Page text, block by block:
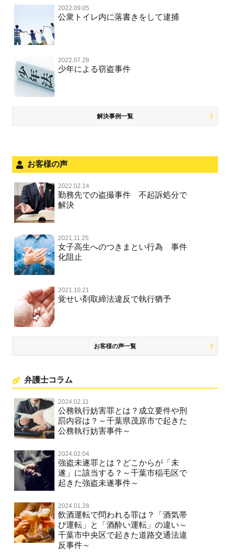
公務執行妨害
自転車事故
銃刀法違反
風営法・風適法違反
児童虐待・保護責任者遺棄
不正競争防止法
住居侵入等
名誉棄損・侮辱
事件のことを秘密にしたい
被害届・告訴・告発されたら
公務執行妨害罪
逮捕・監禁
暴行・傷害
略取・誘拐・人身売買
不同意わいせつ（旧 強制わいせつ，準強制わいせつ）
公然わいせつ罪，わいせつ物頒布等罪，淫行勧誘罪
児童ポルノ リベンジポルノ
痴漢
盗撮，のぞき行為
窃盗罪
知的財産と刑事事件
恐喝
盗品売買・譲り受け等
覚せい剤
危険ドラッグ
大麻
麻薬及び向精神薬
交通違反・交通事故 TOP
交通事故 交通違反と刑事事件
自転車事故
人身事故・死亡事故
無免許運転
その他 TOP
児童虐待・保護責任者遺棄
住居侵入等
銃刀法違反
ストーカー事件
不正競争防止法
風営法・風適法違反
文書偽造・偽造文書行使
著作権法違反・商標法違反
放火・失火
名誉棄損罪・侮辱
司法取引・刑事免責
取調べの注意点
少年事件の手続と特色
少年事件の処分
被害届・告訴・告発の不安や悩み
面会・差し入れ
2022.09.05
公衆トイレ内に落書きをして逮捕
2022.07.28
少年による窃盗事件
解決事例一覧
お客様の声
2022.02.14
勤務先での盗撮事件 不起訴処分で
解決
2021.11.25
女子高生へのつきまとい行為 事件
化阻止
2021.10.21
覚せい剤取締法違反で執行猶予
お客様の声一覧
弁護士コラム
2024.02.11
公務執行妨害罪とは？成立要件や刑
罰内容は？～千葉県茂原市で起きた
公務執行妨害事件～
2024.02.04
強盗未遂罪とは？どこからが「未
遂」に該当する？～千葉市稲毛区で
起きた強盗未遂事件～
2024.01.28
飲酒運転で問われる罪は？「酒気帯
び運転」と「酒酔い運転」の違い～
千葉市中央区で起きた道路交通法違
反事件～